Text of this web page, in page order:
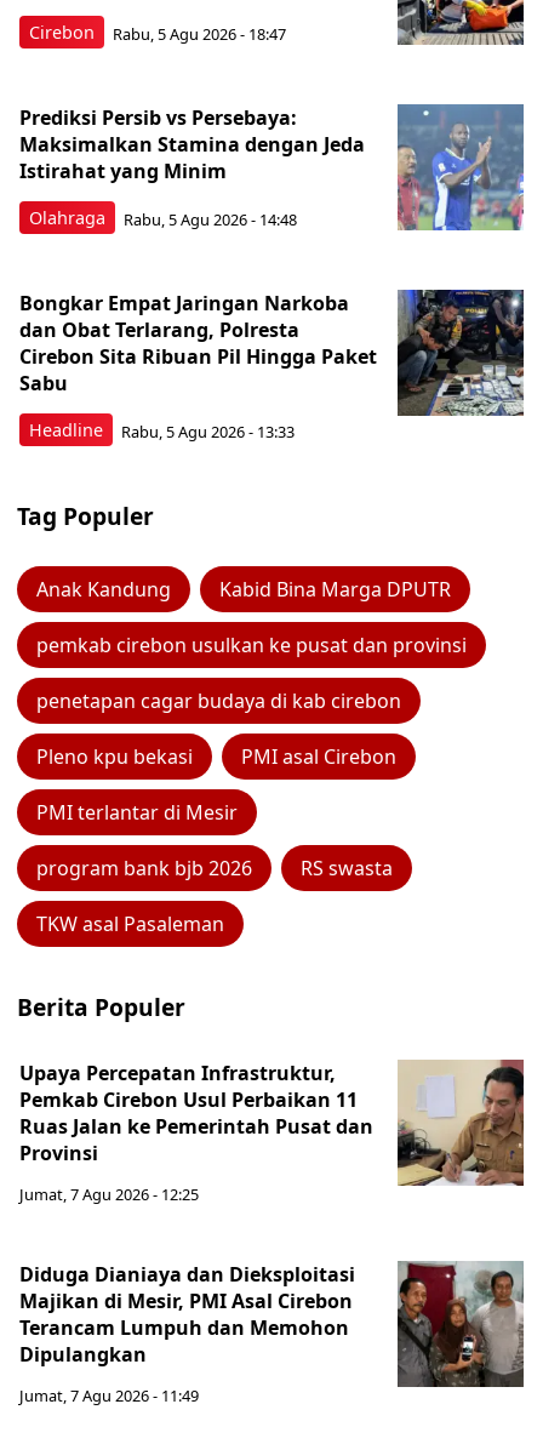
Cirebon Rabu, 5 Agu 2026 - 18:47
Olahraga
Prediksi Persib vs Persebaya:
Maksimalkan Stamina dengan Jeda
Istirahat yang Minim
Rabu, 5 Agu 2026 - 14:48
Headline
Bongkar Empat Jaringan Narkoba
dan Obat Terlarang, Polresta
Cirebon Sita Ribuan Pil Hingga Paket
Sabu
Rabu, 5 Agu 2026 - 13:33
Tag Populer
Anak Kandung Kabid Bina Marga DPUTR
pemkab cirebon usulkan ke pusat dan provinsi
penetapan cagar budaya di kab cirebon
Pleno kpu bekasi PMI asal Cirebon
PMI terlantar di Mesir
program bank bjb 2026 RS swasta
TKW asal Pasaleman
Berita Populer
Upaya Percepatan Infrastruktur,
Pemkab Cirebon Usul Perbaikan 11
Ruas Jalan ke Pemerintah Pusat dan
Provinsi
Jumat, 7 Agu 2026 - 12:25
Diduga Dianiaya dan Dieksploitasi
Majikan di Mesir, PMI Asal Cirebon
Terancam Lumpuh dan Memohon
Dipulangkan
Jumat, 7 Agu 2026 - 11:49